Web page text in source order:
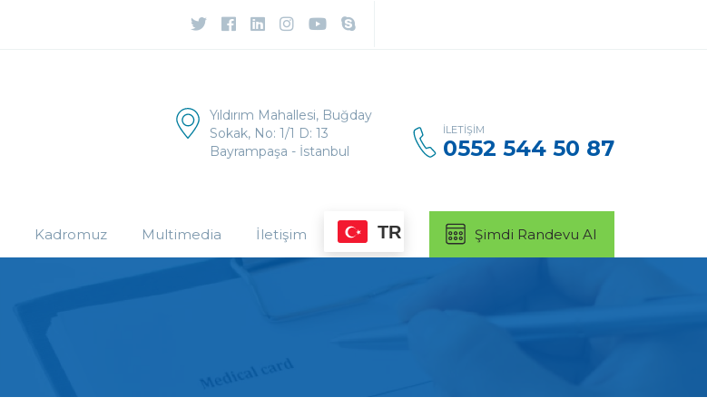
Yıldırım Mahallesi, Buğday
Sokak, No: 1/1 D: 13
Bayrampaşa - İstanbul
İLETIŞIM
0552 544 50 87
Kadromuz Multimedia İletişim TR Şimdi Randevu Al